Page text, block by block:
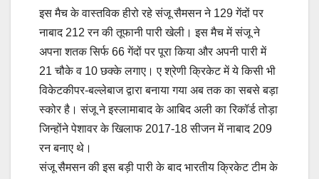
इस मैच के वास्तविक हीरो रहे संजू सैमसन ने 129 गेंदों पर
नाबाद 212 रन की तूफानी पारी खेली। इस मैच में संजू ने
अपना शतक सिर्फ 66 गेंदों पर पूरा किया और अपनी पारी में
21 चौके व 10 छक्के लगाए। ए श्रेणी क्रिकेट में ये किसी भी
विकेटकीपर-बल्लेबाज द्वारा बनाया गया अब तक का सबसे बड़ा
स्कोर है। संजू ने इस्लामाबाद के आबिद अली का रिकॉर्ड तोड़ा
जिन्होंने पेशावर के खिलाफ 2017-18 सीजन में नाबाद 209
रन बनाए थे।
संजू सैमसन की इस बड़ी पारी के बाद भारतीय क्रिकेट टीम के